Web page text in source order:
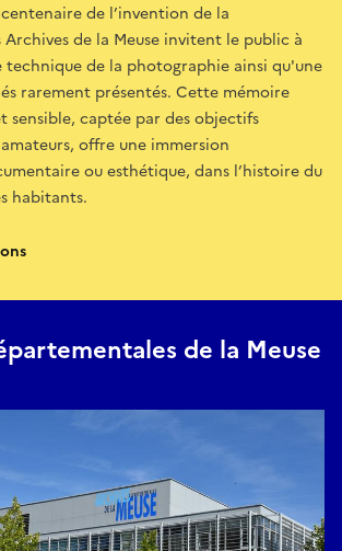
de l’invention de la
de la Meuse invitent le public à
de la photographie ainsi qu'une
rarement présentés. Cette mémoire
sensible, captée par des objectifs
offre une immersion
ou esthétique, dans l’histoire du
habitants.
de la Meuse